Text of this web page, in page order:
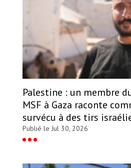
Palestine : un membre
MSF à Gaza raconte
survécu à des tirs
Publié le Jul 30, 2026